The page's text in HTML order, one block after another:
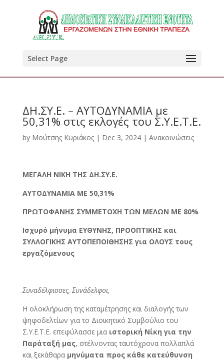
Select Page
ΔΗ.ΣΥ.Ε. – ΑΥΤΟΔΥΝΑΜΙΑ με
50,31% στις εκλογές του Σ.Υ.Ε.Τ.Ε.
by Μούτσης Κυριάκος| Dec 3, 2024| Ανακοινώσεις
ΜΕΓΑΛΗ ΝΙΚΗ ΤΗΣ ΔΗ.ΣΥ.Ε.
ΑΥΤΟΔΥΝΑΜΙΑΜΕ 50,31%
ΠΡΩΤΟΦΑΝΗΣ ΣΥΜΜΕΤΟΧΗ ΤΩΝ ΜΕΛΩΝ ΜΕ 80%
Ισχυρό μήνυμα ΕΥΘΥΝΗΣ, ΠΡΟΟΠΤΙΚΗΣ και
ΣΥΛΛΟΓΙΚΗΣ ΑΥΤΟΠΕΠΟΙΘΗΣΗΣ για ΟΛΟΥΣ τους
εργαζόμενους
Συναδέλφισσες, Συνάδελφοι,
Η ολοκλήρωση της καταμέτρησης και διαλογής των
ψηφοδελτίων για το Διοικητικό Συμβούλιο του
Σ.Υ.Ε.Τ.Ε. επεφύλασσε μια ιστορική Νίκη για την
Παράταξή μας, στέλνοντας ταυτόχρονα πολλαπλά
και ξεκάθαρα μηνύματα προς κάθε κατεύθυνση